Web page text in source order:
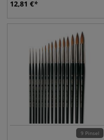
12,81 €
9 Pinsel